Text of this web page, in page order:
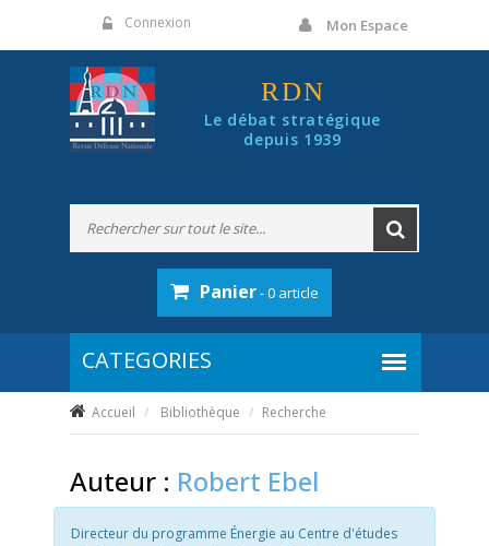
Connexion Mon Espace
RDN
Le débat stratégique
depuis 1939
Panier- 0 article
Accueil Bibliothèque Recherche
Auteur : Robert Ebel
Directeur du programme Énergie au Centre d'études